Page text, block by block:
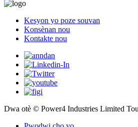
Kesyon yo poze souvan
Konsènan nou
Kontakte nou
Dwa otè © Power4 Industries Limited